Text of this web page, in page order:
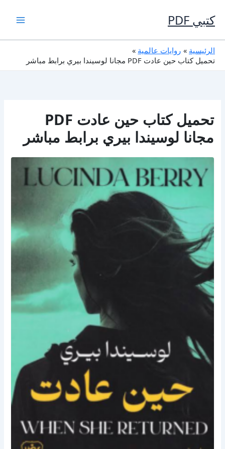
إلى
المحتوى
كتبي PDF
الرئيسية
روايات عالمية
تحميل كتاب حين عادت PDF مجانا لوسيندا بيري برابط مباشر
تحميل كتاب حين عادت PDF
مجانا لوسيندا بيري برابط مباشر